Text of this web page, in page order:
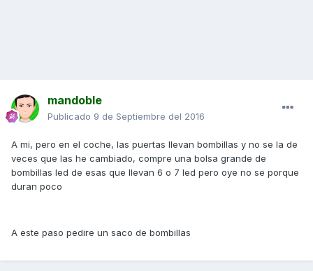
mandoble
Publicado 9 de Septiembre del 2016
A mi, pero en el coche, las puertas llevan bombillas y no se la de
veces que las he cambiado, compre una bolsa grande de
bombillas led de esas que llevan 6 o 7 led pero oye no se porque
duran poco
A este paso pedire un saco de bombillas